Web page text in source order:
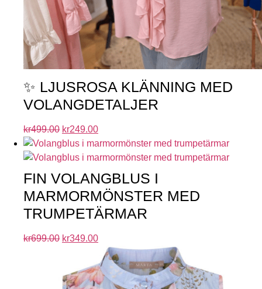
✨ LJUSROSA KLÄNNING MED
VOLANGDETALJER
kr499.00 kr249.00
FIN VOLANGBLUS I
MARMORMÖNSTER MED
TRUMPETÄRMAR
kr699.00 kr349.00